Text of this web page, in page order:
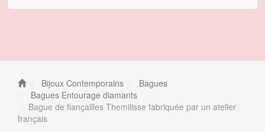
Bijoux Contemporains
Bagues
Bagues Entourage diamants
Bague de fiançailles Themilisse fabriquée par un atelier
français